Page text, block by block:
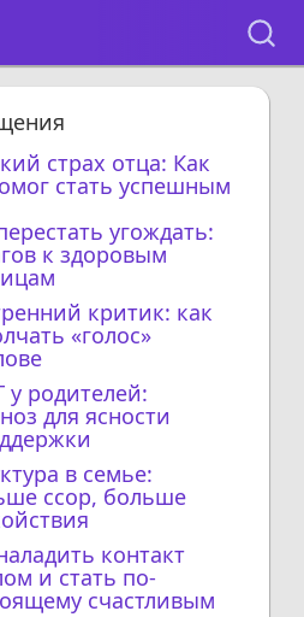
страх отца: Как
стать успешным
угождать:
к здоровым
критик: как
«голос»
у родителей:
для ясности
в семье:
ссор, больше
контакт
и стать по-
счастливым